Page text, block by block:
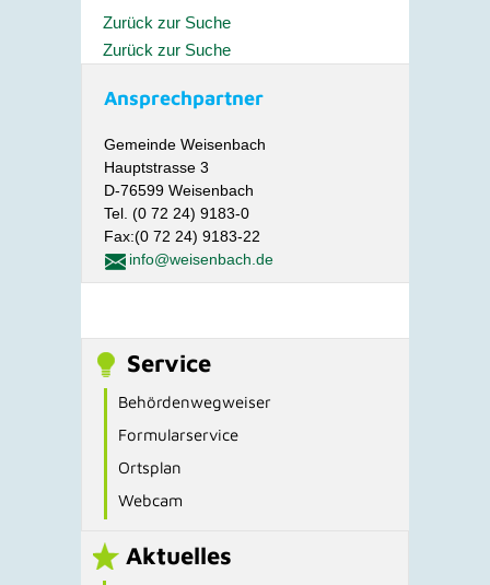
Zurück zur Suche
Zurück zur Suche
Ansprechpartner
Gemeinde Weisenbach
Hauptstrasse 3
D-76599 Weisenbach
Tel. (0 72 24) 9183-0
Fax:(0 72 24) 9183-22
info@weisenbach.de
Service
Behördenwegweiser
Formularservice
Ortsplan
Webcam
Aktuelles